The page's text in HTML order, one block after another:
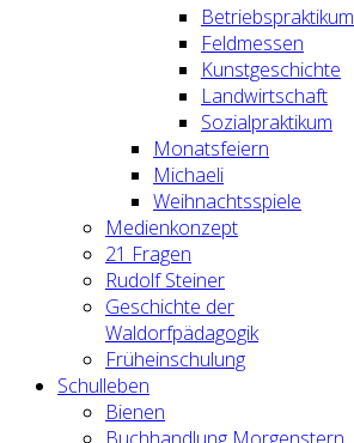
Betriebspraktikum
Feldmessen
Kunstgeschichte
Landwirtschaft
Sozialpraktikum
Monatsfeiern
Michaeli
Weihnachtsspiele
Medienkonzept
21 Fragen
Rudolf Steiner
Geschichte der
Waldorfpädagogik
Früheinschulung
Schulleben
Bienen